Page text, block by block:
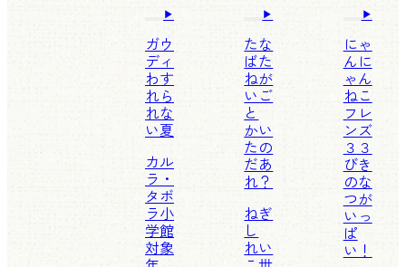
ガウ
ディ
わす
れら
れな
い夏
カル
ラ・
タボ
ラ小
学館
対象
たな
ばた
ねが
いご
と
かい
たの
だあ
れ？
ねぎ
し
れい
にゃ
んに
ゃん
ねこ
フレ
ンズ
３３
びき
のな
つが
いっ
ぱ
い！